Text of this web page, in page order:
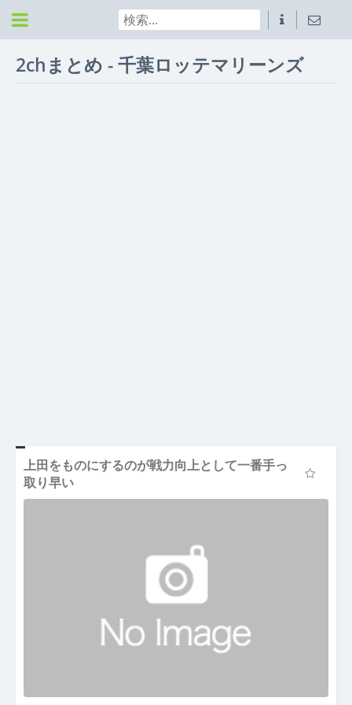
2chまとめ - 千葉ロッテマリーンズ
上田をものにするのが戦力向上として一番手っ
取り早い